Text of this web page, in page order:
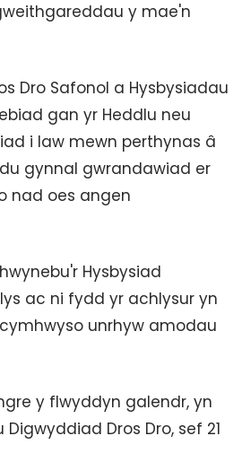
y mae'n
Dro Safonol a Hysbysiadau
gan yr Heddlu neu
i law mewn perthynas â
gynnal gwrandawiad er
nad oes angen
Hysbysiad
ac ni fydd yr achlysur yn
unrhyw amodau
y flwyddyn galendr, yn
Dros Dro, sef 21